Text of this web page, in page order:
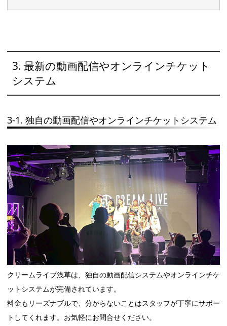
3. 最新の動画配信やオンラインチケット
システム
3-1. 独自の動画配信やオンラインチケットシステム
クリームライブ浅草は、独自の動画配信システムやオンラインチケ
ットシステムが完備されています。
料金もリーズナブルで、分からないことはスタッフが丁寧にサポー
トしてくれます。お気軽にお問合せください。